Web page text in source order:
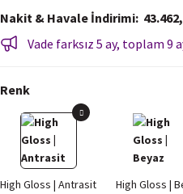
Nakit & Havale İndirimi
Vade farksız 5 ay, toplam 9
Renk